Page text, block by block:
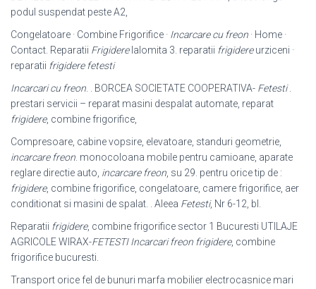
podul suspendat peste A2,
Congelatoare · Combine Frigorifice · Incarcare cu freon · Home ·
Contact. Reparatii FrigidereIalomita 3. reparatii frigidereurziceni ·
reparatii frigidere fetesti
Incarcari cu freon . . BORCEA SOCIETATE COOPERATIVA- Fetesti.
prestari servicii – reparat masini despalat automate, reparat
frigidere, combine frigorifice,
Compresoare, cabine vopsire, elevatoare, standuri geometrie,
incarcare freon . monocoloana mobile pentru camioane, aparate
reglare directie auto, incarcare freon , su 29. pentru orice tip de :
frigidere, combine frigorifice, congelatoare, camere frigorifice, aer
conditionat si masini de spalat. . Aleea Fetesti, Nr 6-12, bl
Reparatii frigidere, combine frigorifice sector 1 Bucuresti UTILAJE
AGRICOLE WIRAX-FETESTI Incarcari freon frigidere, combine
frigorifice bucuresti.
Transport orice fel de bunuri marfa mobilier electrocasnice mari